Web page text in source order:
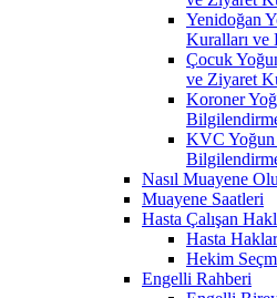
Yenidoğan
Kuralları ve
Çocuk
ve Ziyaret
Koroner
KVC Yoğun
Nasıl Muayene
Muayene Saatleri
Hasta Çalışan
Hasta
Hekim
Engelli Rahberi